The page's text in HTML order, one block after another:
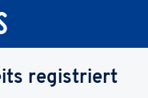
registriert